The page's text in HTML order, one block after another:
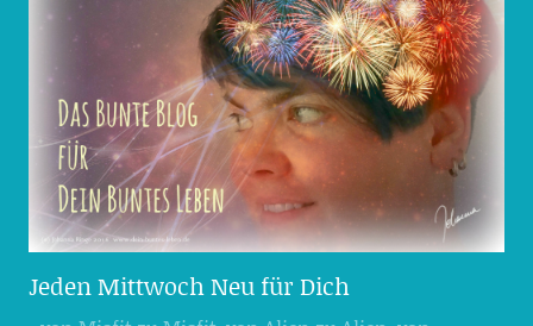
Jeden Mittwoch Neu für Dich